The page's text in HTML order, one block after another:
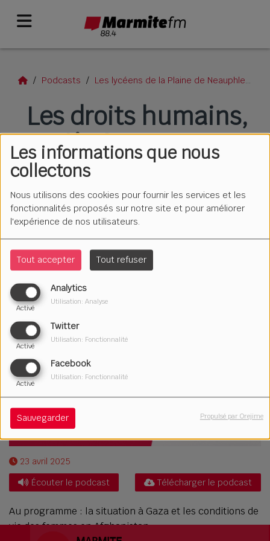
Les informations que nous
collectons
Nous utilisons des cookies pour fournir les services et les
fonctionnalités proposés sur notre site et pour améliorer
l'expérience de nos utilisateurs.
Tout accepter Tout refuser
Analytics
Activé
Utilisation: Analyse
Twitter
Activé
Utilisation: Fonctionnalité
Facebook
Activé
Utilisation: Fonctionnalité
Sauvegarder Propulsé par Orejime
Podcasts Les lycéens de la Plaine de Neauphle
Les droits humains,
partie 2
23 avril 2025
Écouter le podcast
Télécharger le podcast
Au programme : la situation à Gaza et les conditions de
vie des femmes en Afghanistan.